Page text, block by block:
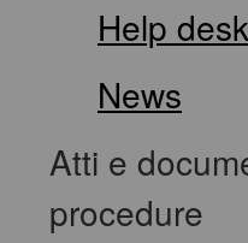
Help
News
Atti e
procedure